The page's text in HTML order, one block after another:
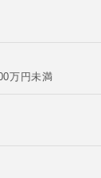
万円未満